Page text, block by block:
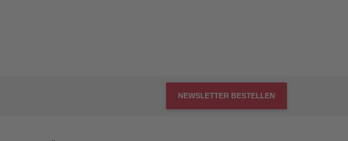
NEWSLETTER BESTELLEN